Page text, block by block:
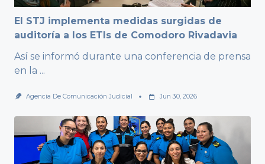
El STJ implementa medidas surgidas de
auditoría a los ETIs de Comodoro Rivadavia
Así se informó durante una conferencia de prensa
en la ...
Agencia De Comunicación Judicial Jun 30, 2026